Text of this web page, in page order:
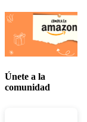
Únete a la
comunidad